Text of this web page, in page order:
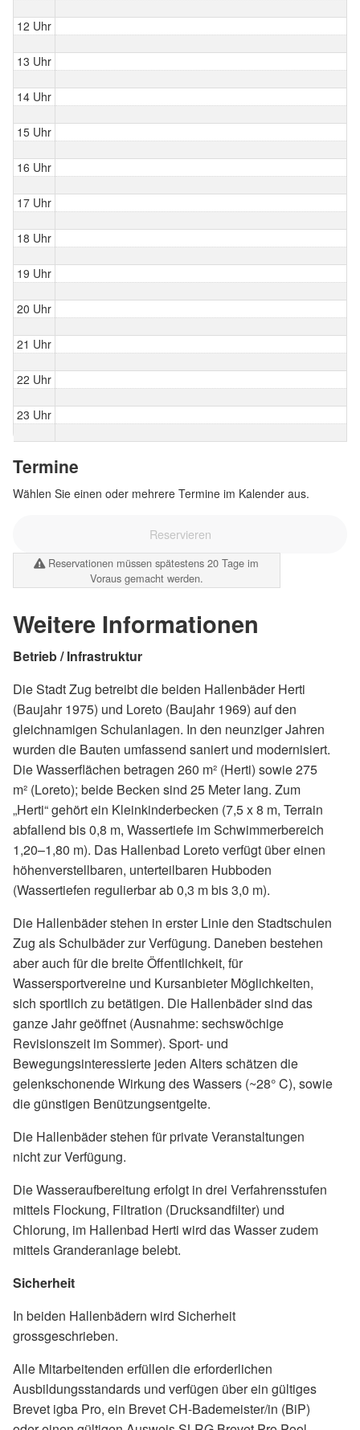
12 Uhr
13 Uhr
14 Uhr
15 Uhr
16 Uhr
17 Uhr
18 Uhr
19 Uhr
20 Uhr
21 Uhr
22 Uhr
23 Uhr
Termine
Wählen Sie einen oder mehrere Termine im Kalender aus.
Reservieren
Reservationen müssen spätestens 20 Tage im
Voraus gemacht werden.
Weitere Informationen
Betrieb / Infrastruktur
Die Stadt Zug betreibt die beiden Hallenbäder Herti
(Baujahr 1975) und Loreto (Baujahr 1969) auf den
gleichnamigen Schulanlagen. In den neunziger Jahren
wurden die Bauten umfassend saniert und modernisiert.
Die Wasserflächen betragen 260 m² (Herti) sowie 275
m² (Loreto); beide Becken sind 25 Meter lang. Zum
„Herti“ gehört ein Kleinkinderbecken (7,5 x 8 m, Terrain
abfallend bis 0,8 m, Wassertiefe im Schwimmerbereich
1,20–1,80 m). Das Hallenbad Loreto verfügt über einen
höhenverstellbaren, unterteilbaren Hubboden
(Wassertiefen regulierbar ab 0,3 m bis 3,0 m).
Die Hallenbäder stehen in erster Linie den Stadtschulen
Zug als Schulbäder zur Verfügung. Daneben bestehen
aber auch für die breite Öffentlichkeit, für
Wassersportvereine und Kursanbieter Möglichkeiten,
sich sportlich zu betätigen. Die Hallenbäder sind das
ganze Jahr geöffnet (Ausnahme: sechswöchige
Revisionszeit im Sommer). Sport- und
Bewegungsinteressierte jeden Alters schätzen die
gelenkschonende Wirkung des Wassers (~28° C), sowie
die günstigen Benützungsentgelte.
Die Hallenbäder stehen für private Veranstaltungen
nicht zur Verfügung.
Die Wasseraufbereitung erfolgt in drei Verfahrensstufen
mittels Flockung, Filtration (Drucksandfilter) und
Chlorung, im Hallenbad Herti wird das Wasser zudem
mittels Granderanlage belebt.
Sicherheit
In beiden Hallenbädern wird Sicherheit
grossgeschrieben.
Alle Mitarbeitenden erfüllen die erforderlichen
Ausbildungsstandards und verfügen über ein gültiges
Brevet igba Pro, ein Brevet CH-Bademeister/in (BiP)